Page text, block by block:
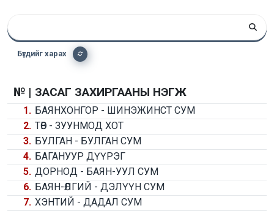
Бүгдийг харах
№ | ЗАСАГ ЗАХИРГААНЫ НЭГЖ
1. БАЯНХОНГОР - ШИНЭЖИНСТ СУМ
2. ТӨВ - ЗУУНМОД ХОТ
3. БУЛГАН - БУЛГАН СУМ
4. БАГАНУУР ДҮҮРЭГ
5. ДОРНОД - БАЯН-УУЛ СУМ
6. БАЯН-ӨЛГИЙ - ДЭЛҮҮН СУМ
7. ХЭНТИЙ - ДАДАЛ СУМ